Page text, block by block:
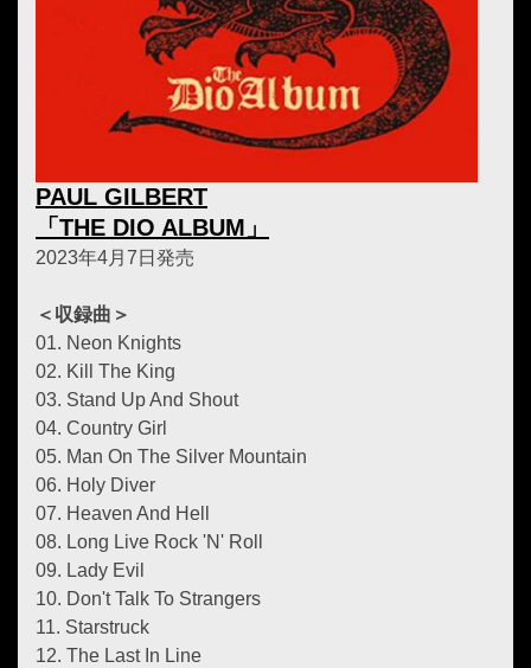
PAUL GILBERT
「THE DIO ALBUM」
2023年4月7日発売
＜収録曲＞
01. Neon Knights
02. Kill The King
03. Stand Up And Shout
04. Country Girl
05. Man On The Silver Mountain
06. Holy Diver
07. Heaven And Hell
08. Long Live Rock 'N' Roll
09. Lady Evil
10. Don't Talk To Strangers
11. Starstruck
12. The Last In Line